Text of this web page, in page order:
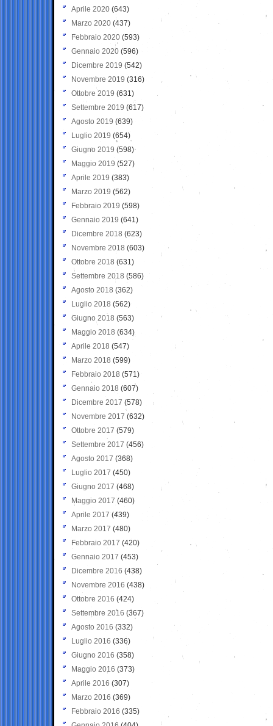
Aprile 2020 (643)
Marzo 2020 (437)
Febbraio 2020 (593)
Gennaio 2020 (596)
Dicembre 2019 (542)
Novembre 2019 (316)
Ottobre 2019 (631)
Settembre 2019 (617)
Agosto 2019 (639)
Luglio 2019 (654)
Giugno 2019 (598)
Maggio 2019 (527)
Aprile 2019 (383)
Marzo 2019 (562)
Febbraio 2019 (598)
Gennaio 2019 (641)
Dicembre 2018 (623)
Novembre 2018 (603)
Ottobre 2018 (631)
Settembre 2018 (586)
Agosto 2018 (362)
Luglio 2018 (562)
Giugno 2018 (563)
Maggio 2018 (634)
Aprile 2018 (547)
Marzo 2018 (599)
Febbraio 2018 (571)
Gennaio 2018 (607)
Dicembre 2017 (578)
Novembre 2017 (632)
Ottobre 2017 (579)
Settembre 2017 (456)
Agosto 2017 (368)
Luglio 2017 (450)
Giugno 2017 (468)
Maggio 2017 (460)
Aprile 2017 (439)
Marzo 2017 (480)
Febbraio 2017 (420)
Gennaio 2017 (453)
Dicembre 2016 (438)
Novembre 2016 (438)
Ottobre 2016 (424)
Settembre 2016 (367)
Agosto 2016 (332)
Luglio 2016 (336)
Giugno 2016 (358)
Maggio 2016 (373)
Aprile 2016 (307)
Marzo 2016 (369)
Febbraio 2016 (335)